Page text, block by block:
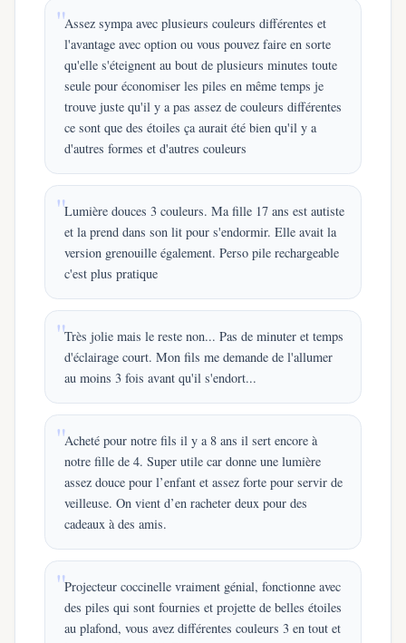
Assez sympa avec plusieurs couleurs différentes et
l'avantage avec option ou vous pouvez faire en sorte
qu'elle s'éteignent au bout de plusieurs minutes toute
seule pour économiser les piles en même temps je
trouve juste qu'il y a pas assez de couleurs différentes
ce sont que des étoiles ça aurait été bien qu'il y a
d'autres formes et d'autres couleurs
Lumière douces 3 couleurs. Ma fille 17 ans est autiste
et la prend dans son lit pour s'endormir. Elle avait la
version grenouille également. Perso pile rechargeable
c'est plus pratique
Très jolie mais le reste non... Pas de minuter et temps
d'éclairage court. Mon fils me demande de l'allumer
au moins 3 fois avant qu'il s'endort...
Acheté pour notre fils il y a 8 ans il sert encore à
notre fille de 4. Super utile car donne une lumière
assez douce pour l’enfant et assez forte pour servir de
veilleuse. On vient d’en racheter deux pour des
cadeaux à des amis.
Projecteur coccinelle vraiment génial, fonctionne avec
des piles qui sont fournies et projette de belles étoiles
au plafond, vous avez différentes couleurs 3 en tout et